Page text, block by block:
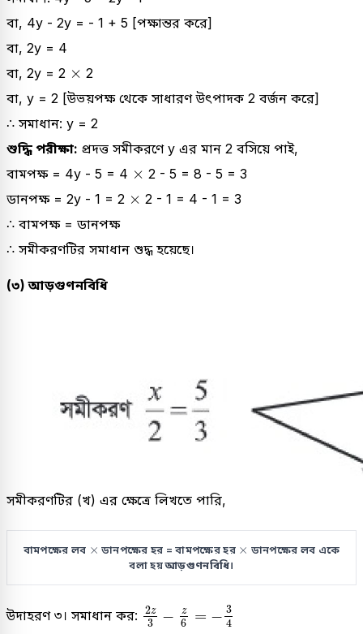
বা, 4y - 2y = - 1 + 5 [পক্ষান্তর করে]
বা, 2y = 4
বা, 2y = 2 ×
× 2
বা, y = 2 [উভয়পক্ষ থেকে সাধারণ উৎপাদক 2 বর্জন করে]
∴ সমাধান: y = 2
শুদ্ধি পরীক্ষা: প্রদত্ত সমীকরণে y এর মান 2 বসিয়ে পাই,
বামপক্ষ = 4y - 5 = 4 ×
× 2 - 5 = 8 - 5 = 3
ডানপক্ষ = 2y - 1 = 2 ×
× 2 - 1 = 4 - 1 = 3
∴ বামপক্ষ = ডানপক্ষ
∴ সমীকরণটির সমাধান শুদ্ধ হয়েছে।
(৩) আড়গুণনবিধি
সমীকরণটির (খ) এর ক্ষেত্রে লিখতে পারি,
বামপক্ষের লব ×
× ডানপক্ষের হর = বামপক্ষের হর ×
× ডানপক্ষের লব একে
বলা হয়আড়গুণনবিধি।
উদাহরণ ৩। সমাধান কর: 2z
3 − z
6 = − 3
4
2z z6 4